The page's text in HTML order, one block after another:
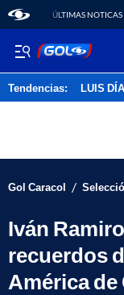
ÚLTIMAS NOTICAS
Tendencias: LUIS
Gol Caracol /
Iván
recuerdos
América de